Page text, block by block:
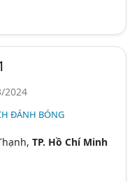
2024
ĐÁNH BÓNG
TP. Hồ Chí Minh